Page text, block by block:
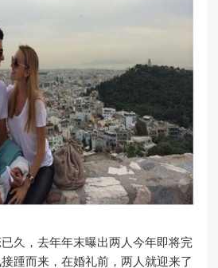
，去年年末曝出两人今年即将完
踵而来，在婚礼前，两人就迎来了